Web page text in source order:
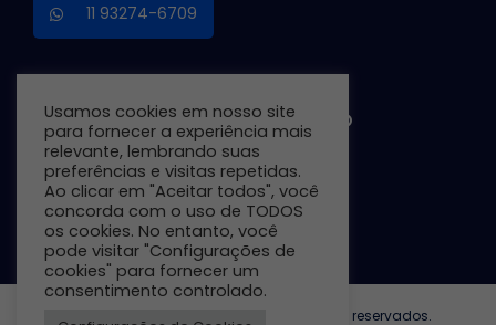
11 93274-6709
TRABALHE CONOSCO
Preencha o Formulário
© Copyright 2026 - EIPG. Todos os direitos reservados.
Usamos cookies em nosso site
para fornecer a experiência mais
relevante, lembrando suas
preferências e visitas repetidas.
Ao clicar em "Aceitar todos", você
concorda com o uso de TODOS
os cookies. No entanto, você
pode visitar "Configurações de
cookies" para fornecer um
consentimento controlado.